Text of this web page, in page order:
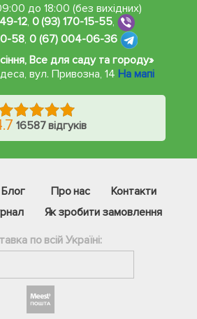
до 18:00 (без вихідних)
12, 0 (93) 170-15-55,
58, 0 (67) 004-06-36
Все для саду та городу»
,вул. Привозна, 14 На мапі
16587 відгуків
Блог Про нас
Контакти
Як зробити замовлення
по всій Україні: